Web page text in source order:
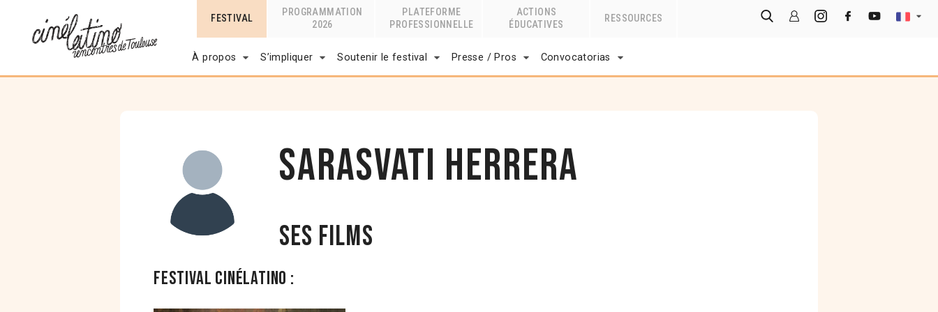
FESTIVAL
PROGRAMMATION
2026
PLATEFORME
PROFESSIONNELLE
ACTIONS
ÉDUCATIVES
RESSOURCES
À propos S’impliquer Soutenir le festival Presse / Pros Convocatorias
Sarasvati Herrera
Ses films
Festival Cinélatino :